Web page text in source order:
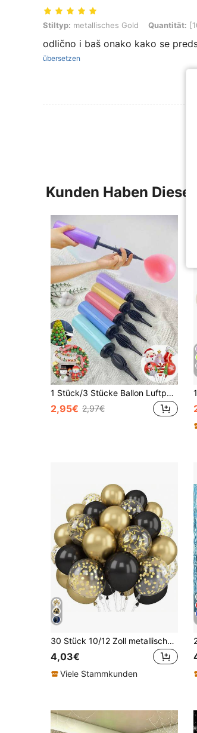
Stiltyp: metallisches Gold, Quantität: [10 Zoll]
Stiltyp: metallisches Gold Quantität:
odlično i baš onako kako se
übersetzen
Kunden Haben
1 Stück/3 Stücke Ballon Luftpumpe, tragbare Handpumpe, manuelle Ballonaufpumpe, geeignet für Geburtstagsparty, Festival, Hochzeit, Ballons (zufällige Farbe) handbetriebene farbige Luftpumpe, Partydekoration
2,95€ 2,97€
30 Stück 10/12 Zoll metallische Ballons, Perlenweiß Latexballons, Aluminiumfolie Glitzerballons für Geburtstags-, Hochzeits-, Jahrestagsparty Dekorationen
4,03€
Viele Stammkunden